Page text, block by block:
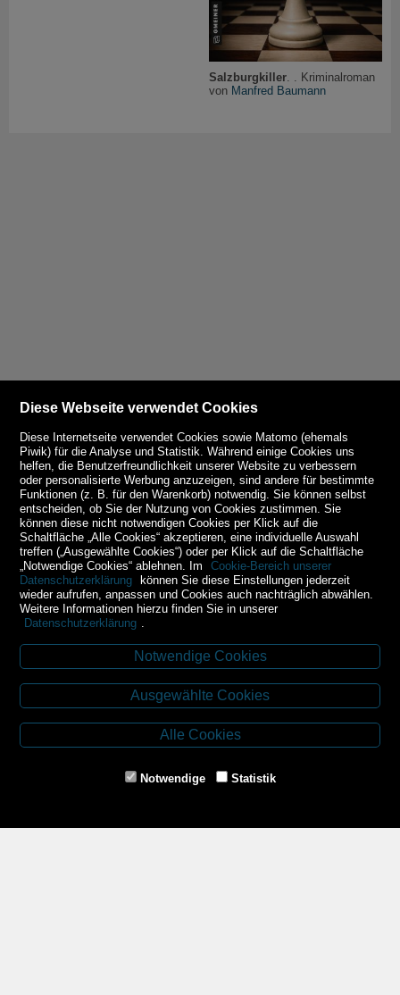
Salzburgkiller . . Kriminalroman
von Manfred Baumann
Kontakt
Budweiser Str. 3
3943 Schrems
Tel.: 02853/77239
E-Mail: schrems@spazierer.at
Diese Webseite verwendet Cookies
Diese Internetseite verwendet Cookies sowie Matomo (ehemals
Piwik) für die Analyse und Statistik. Während einige Cookies uns
helfen, die Benutzerfreundlichkeit unserer Website zu verbessern
oder personalisierte Werbung anzuzeigen, sind andere für bestimmte
Funktionen (z. B. für den Warenkorb) notwendig. Sie können selbst
entscheiden, ob Sie der Nutzung von Cookies zustimmen. Sie
können diese nicht notwendigen Cookies per Klick auf die
Schaltfläche „Alle Cookies“ akzeptieren, eine individuelle Auswahl
treffen („Ausgewählte Cookies“) oder per Klick auf die Schaltfläche
„Notwendige Cookies“ ablehnen. Im
Cookie-Bereich unserer
Datenschutzerklärung können Sie diese Einstellungen jederzeit
wieder aufrufen, anpassen und Cookies auch nachträglich abwählen.
Weitere Informationen hierzu finden Sie in unserer
Datenschutzerklärung
Notwendige Cookies
Ausgewählte Cookies
Alle Cookies
Notwendige Statistik